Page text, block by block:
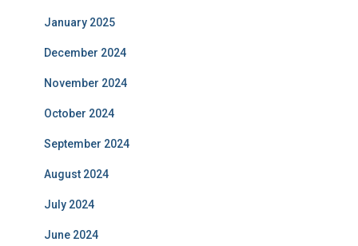
January 2025
December 2024
November 2024
October 2024
September 2024
August 2024
July 2024
June 2024